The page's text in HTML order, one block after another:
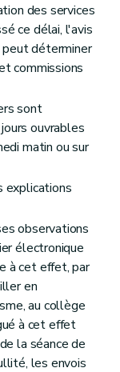
de leur introduction et de leur instruction
avril 2009, art. 79)
avril 2009, art. 80)
polices administratives
des services
ce délai, l'avis
déterminer
commissions
sont
ouvrables
matin ou sur
explications
observations
électronique
à cet effet, par
en
au collège
à cet effet
la séance de
les envois